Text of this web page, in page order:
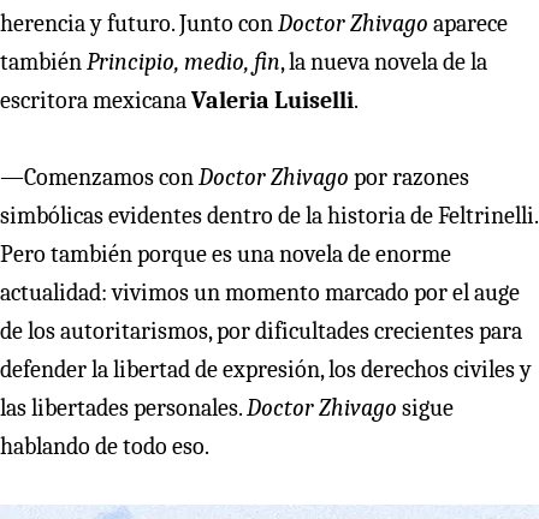
herencia y futuro. Junto conDoctor Zhivago aparece
tambiénPrincipio, medio, fin, la nueva novela de la
escritora mexicanaValeria Luiselli.
—Comenzamos conDoctor Zhivago por razones
simbólicas evidentes dentro de la historia de Feltrinelli.
Pero también porque es una novela de enorme
actualidad: vivimos un momento marcado por el auge
de los autoritarismos, por dificultades crecientes para
defender la libertad de expresión, los derechos civiles y
las libertades personales.Doctor Zhivago sigue
hablando de todo eso.